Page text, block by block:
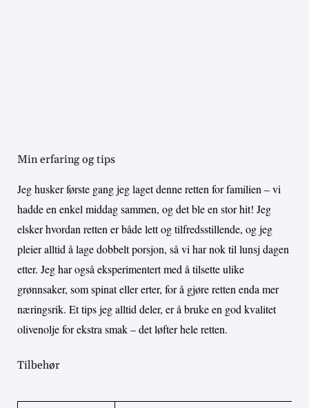
Min erfaring og tips
Jeg husker første gang jeg laget denne retten for familien – vi
hadde en enkel middag sammen, og det ble en stor hit! Jeg
elsker hvordan retten er både lett og tilfredsstillende, og jeg
pleier alltid å lage dobbelt porsjon, så vi har nok til lunsj dagen
etter. Jeg har også eksperimentert med å tilsette ulike
grønnsaker, som spinat eller erter, for å gjøre retten enda mer
næringsrik. Et tips jeg alltid deler, er å bruke en god kvalitet
olivenolje for ekstra smak – det løfter hele retten.
Tilbehør